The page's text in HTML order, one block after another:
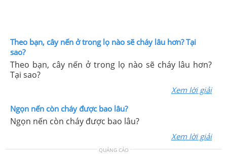
Theo bạn, cây nến ở trong lọ nào sẽ cháy lâu hơn? Tại
sao?
Theo bạn, cây nến ở trong lọ nào sẽ cháy lâu hơn?
Tại sao?
Xem lời giải
Ngọn nến còn cháy được bao lâu?
Ngọn nến còn cháy được bao lâu?
Xem lời giải
QUẢNG CÁO